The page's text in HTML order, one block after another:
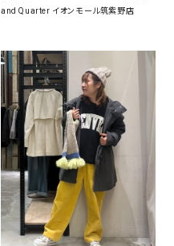
and Quarter イオンモール筑紫野店